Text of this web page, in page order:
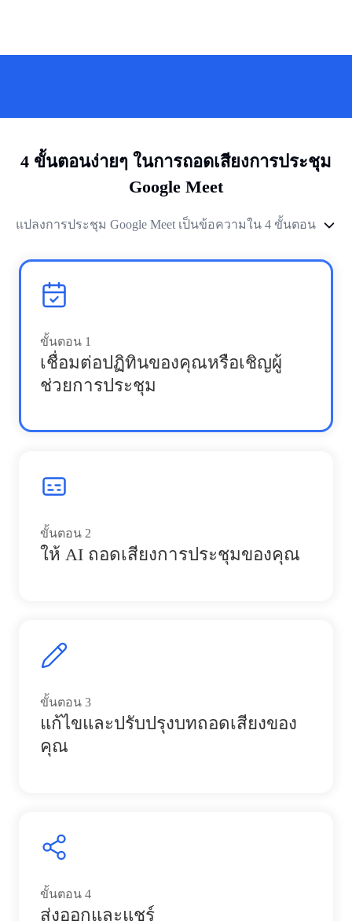
4 ขั้นตอนง่ายๆ ในการถอดเสียงการประชุม
Google Meet
แปลงการประชุม Google Meet เป็นข้อความใน 4 ขั้นตอน
ขั้นตอน 1
เชื่อมต่อปฏิทินของคุณหรือเชิญผู้
ช่วยการประชุม
ขั้นตอน 2
ให้ AI ถอดเสียงการประชุมของคุณ
ขั้นตอน 3
แก้ไขและปรับปรุงบทถอดเสียงของ
คุณ
ขั้นตอน 4
ส่งออกและแชร์